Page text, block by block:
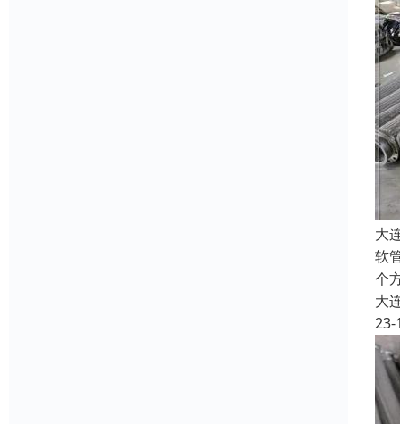
大
软
个
大
23-